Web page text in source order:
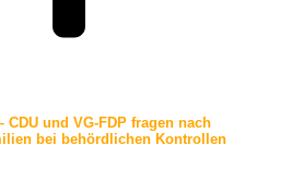
CDU und VG-FDP fragen nach
bei behördlichen Kontrollen